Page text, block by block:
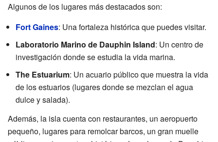
Algunos de los lugares más destacados son:
Fort Gaines: Una fortaleza histórica que puedes visitar.
Laboratorio Marino de Dauphin Island: Un centro de
investigación donde se estudia la vida marina.
The Estuarium: Un acuario público que muestra la vida
de los estuarios (lugares donde se mezclan el agua
dulce y salada).
Además, la isla cuenta con restaurantes, un aeropuerto
pequeño, lugares para remolcar barcos, un gran muelle